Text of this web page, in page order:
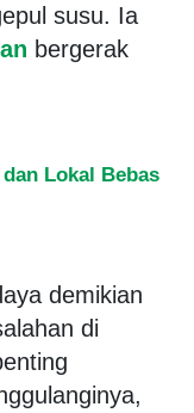
susu. Ia
bergerak
Lokal Bebas
demikian
di